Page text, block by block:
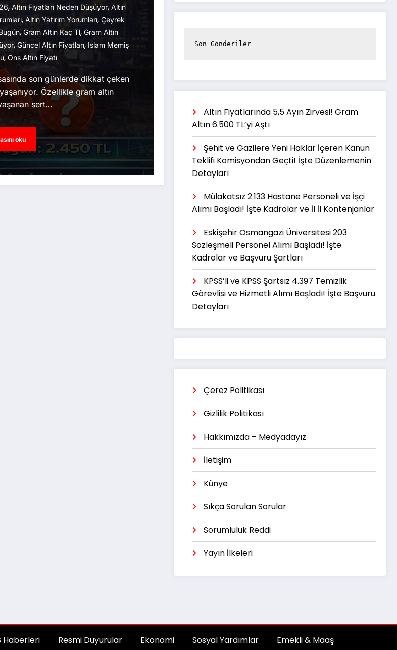
, Altın Fiyatları Neden Düşüyor, Altın
, Altın Yatırım Yorumları, Çeyrek
, Gram Altın Kaç Tl, Gram Altın
, Güncel Altın Fiyatları, Islam Memiş
, Ons Altın Fiyatı
son günlerde dikkat çeken
Özellikle gram altın
sert…
oku
Son Gönderiler
Altın Fiyatlarında 5,5 Ayın Zirvesi! Gram
Altın 6.500 TL’yi Aştı
Şehit ve Gazilere Yeni Haklar İçeren Kanun
Teklifi Komisyondan Geçti! İşte Düzenlemenin
Detayları
Mülakatsız 2.133 Hastane Personeli ve İşçi
Alımı Başladı! İşte Kadrolar ve İl İl Kontenjanlar
Eskişehir Osmangazi Üniversitesi 203
Sözleşmeli Personel Alımı Başladı! İşte
Kadrolar ve Başvuru Şartları
KPSS’li ve KPSS Şartsız 4.397 Temizlik
Görevlisi ve Hizmetli Alımı Başladı! İşte Başvuru
Detayları
Çerez Politikası
Gizlilik Politikası
Hakkımızda – Medyadayız
İletişim
Künye
Sıkça Sorulan Sorular
Sorumluluk Reddi
Yayın İlkeleri
Haberleri Resmi Duyurular Ekonomi Sosyal Yardımlar Emekli & Maaş